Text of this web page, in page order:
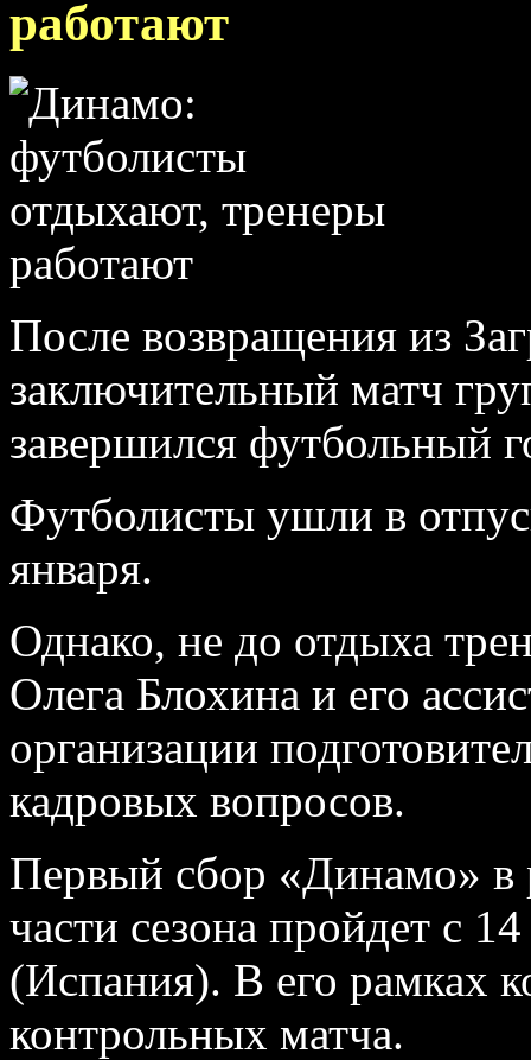
работают
После возвращения из
заключительный матч
завершился футбольный
Футболисты ушли в
января.
Однако, не до отдыха
Олега Блохина и его
организации
кадровых вопросов.
Первый сбор «Динамо» в
части сезона пройдет с
(Испания). В его рамках
контрольных матча.